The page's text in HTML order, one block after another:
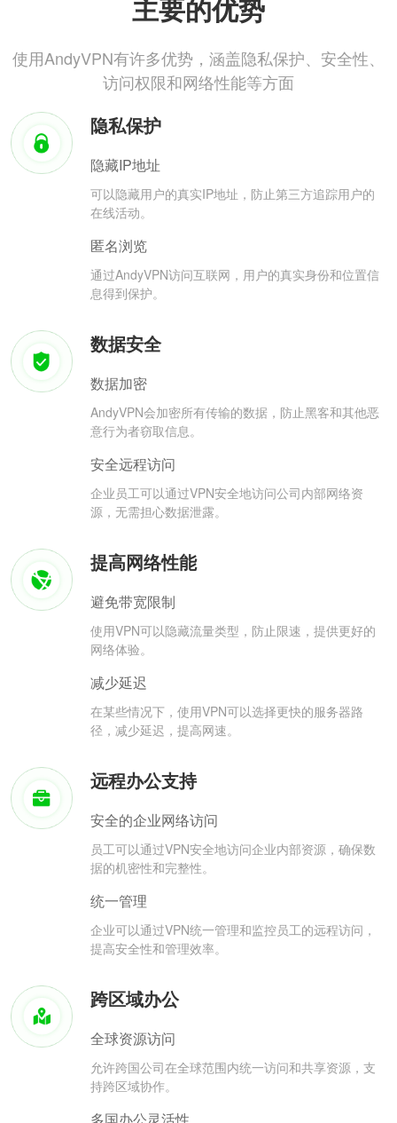
主要的优势
使用AndyVPN有许多优势，涵盖隐私保护、安全性、
访问权限和网络性能等方面
隐私保护
隐藏IP地址
可以隐藏用户的真实IP地址，防止第三方追踪用户的
在线活动。
匿名浏览
通过AndyVPN访问互联网，用户的真实身份和位置信
息得到保护。
数据安全
数据加密
AndyVPN会加密所有传输的数据，防止黑客和其他恶
意行为者窃取信息。
安全远程访问
企业员工可以通过VPN安全地访问公司内部网络资
源，无需担心数据泄露。
提高网络性能
避免带宽限制
使用VPN可以隐藏流量类型，防止限速，提供更好的
网络体验。
减少延迟
在某些情况下，使用VPN可以选择更快的服务器路
径，减少延迟，提高网速。
远程办公支持
安全的企业网络访问
员工可以通过VPN安全地访问企业内部资源，确保数
据的机密性和完整性。
统一管理
企业可以通过VPN统一管理和监控员工的远程访问，
提高安全性和管理效率。
跨区域办公
全球资源访问
允许跨国公司在全球范围内统一访问和共享资源，支
持跨区域协作。